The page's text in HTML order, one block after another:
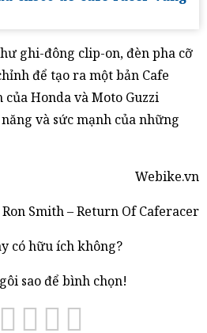
ghi-đông clip-on, đèn pha cỡ
để tạo ra một bản Cafe
Honda và Moto Guzzi
và sức mạnh của những
Webike.vn
Smith – Return Of Caferacer
có hữu ích không?
sao để bình chọn!